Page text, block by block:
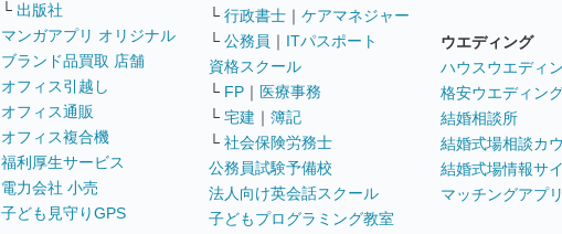
└ 出版社
マンガアプリ オリジナル
ブランド品買取 店舗
オフィス引越し
オフィス通販
オフィス複合機
福利厚生サービス
電力会社 小売
子ども見守りGPS
└ 行政書士 ｜ ケアマネジャー
└ 公務員 ｜ ITパスポート
資格スクール
└ FP ｜ 医療事務
└ 宅建 ｜ 簿記
└ 社会保険労務士
公務員試験予備校
法人向け英会話スクール
子どもプログラミング教室
ウエディング
ハウスウエディ
格安ウエディン
結婚相談所
結婚式場相談カ
結婚式場情報サ
マッチングアプ